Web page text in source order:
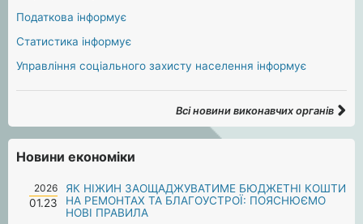
Податкова інформує
Статистика інформує
Управління соціального захисту населення інформує
Всі новини виконавчих органів
Новини економіки
2026
01.23
ЯК НІЖИН ЗАОЩАДЖУВАТИМЕ БЮДЖЕТНІ КОШТИ
НА РЕМОНТАХ ТА БЛАГОУСТРОЇ: ПОЯСНЮЄМО
НОВІ ПРАВИЛА